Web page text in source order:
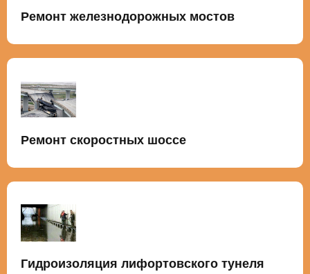
Ремонт железнодорожных мостов
Ремонт скоростных шоссе
Гидроизоляция лифортовского тунеля